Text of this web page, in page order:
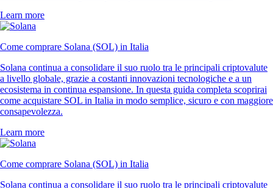
Learn more
Come comprare Solana (SOL) in Italia
Solana continua a consolidare il suo ruolo tra le principali criptovalute
a livello globale, grazie a costanti innovazioni tecnologiche e a un
ecosistema in continua espansione. In questa guida completa scoprirai
come acquistare SOL in Italia in modo semplice, sicuro e con maggiore
consapevolezza.
Learn more
Come comprare Solana (SOL) in Italia
Solana continua a consolidare il suo ruolo tra le principali criptovalute